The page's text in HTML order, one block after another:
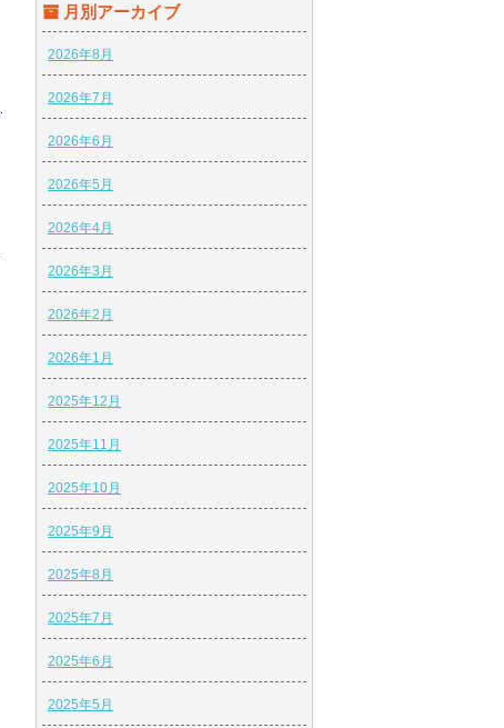
月別アーカイブ
2026年8月
2026年7月
2026年6月
2026年5月
2026年4月
2026年3月
2026年2月
2026年1月
2025年12月
2025年11月
2025年10月
2025年9月
2025年8月
2025年7月
2025年6月
2025年5月